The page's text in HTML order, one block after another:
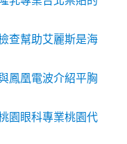
查幫助艾麗斯是海
鳳凰電波介紹平胸
園眼科專業桃園代